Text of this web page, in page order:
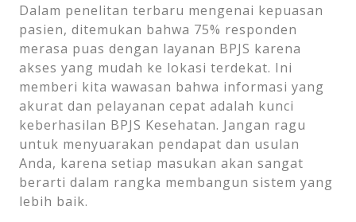
Dalam penelitan terbaru mengenai kepuasan
pasien, ditemukan bahwa 75% responden
merasa puas dengan layanan BPJS karena
akses yang mudah ke lokasi terdekat. Ini
memberi kita wawasan bahwa informasi yang
akurat dan pelayanan cepat adalah kunci
keberhasilan BPJS Kesehatan. Jangan ragu
untuk menyuarakan pendapat dan usulan
Anda, karena setiap masukan akan sangat
berarti dalam rangka membangun sistem yang
lebih baik.